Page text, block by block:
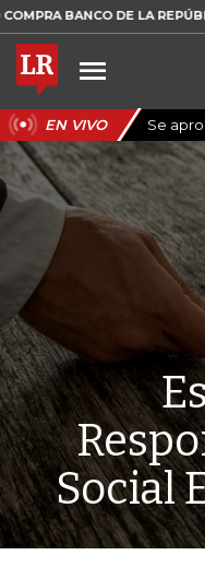
DE LA REPÚBLICA $
EN VIVO Se
Social